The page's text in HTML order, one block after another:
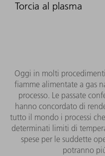
Torcia al plasma
Oggi in molti
fiamme alimentate a gas
processo. Le passate
hanno concordato di
tutto il mondo i processi
determinati limiti di
spese per le suddette
potranno